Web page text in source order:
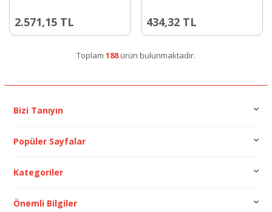
2.571,15 TL 434,32 TL
Toplam 188ürün bulunmaktadır.
Bizi Tanıyın
Popüler Sayfalar
Kategoriler
Önemli Bilgiler